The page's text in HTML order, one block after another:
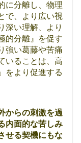
に分離し、物理
で、より広い視
深い理解、より
的分離』を促す
強い葛藤や苦痛
いることは、高
をより促進する
からの刺激を過
内面的な苦しみ
せる契機にもな